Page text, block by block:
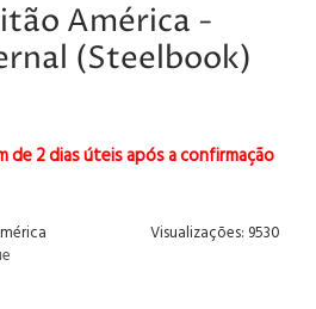
América -
(Steelbook)
de 2 dias úteis após a confirmação
Visualizações: 9530